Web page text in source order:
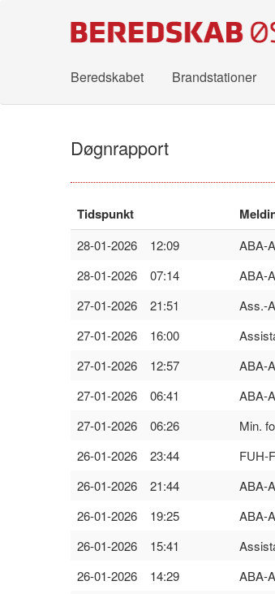
Beredskabet Brandstationer
Døgnrapport
Tidspunkt
28-01-2026 12:09 ABA-
28-01-2026 07:14
ABA-
27-01-2026 21:51
Ass.-
27-01-2026 16:00
27-01-2026 12:57
ABA-
27-01-2026 06:41
ABA-
27-01-2026 06:26
Min.
26-01-2026 23:44
FUH-
26-01-2026 21:44
ABA-
26-01-2026 19:25
ABA-
26-01-2026 15:41
26-01-2026 14:29
ABA-